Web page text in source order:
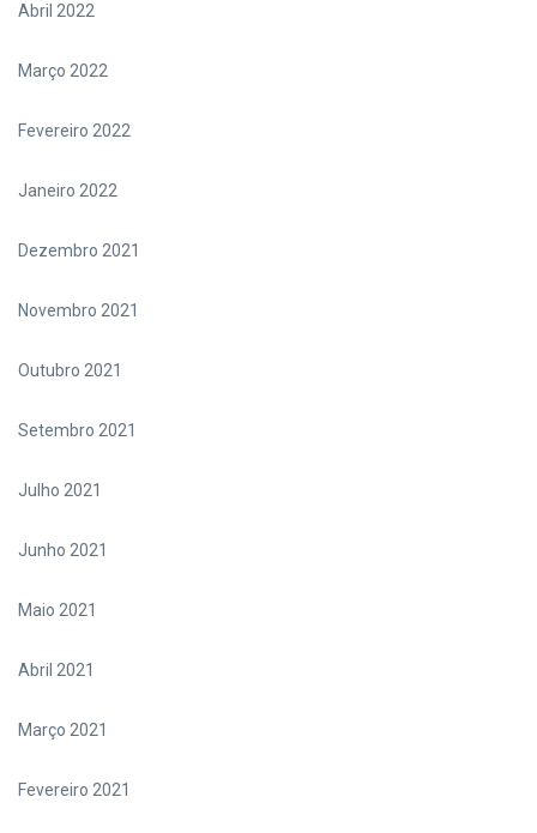
Abril 2022
Março 2022
Fevereiro 2022
Janeiro 2022
Dezembro 2021
Novembro 2021
Outubro 2021
Setembro 2021
Julho 2021
Junho 2021
Maio 2021
Abril 2021
Março 2021
Fevereiro 2021